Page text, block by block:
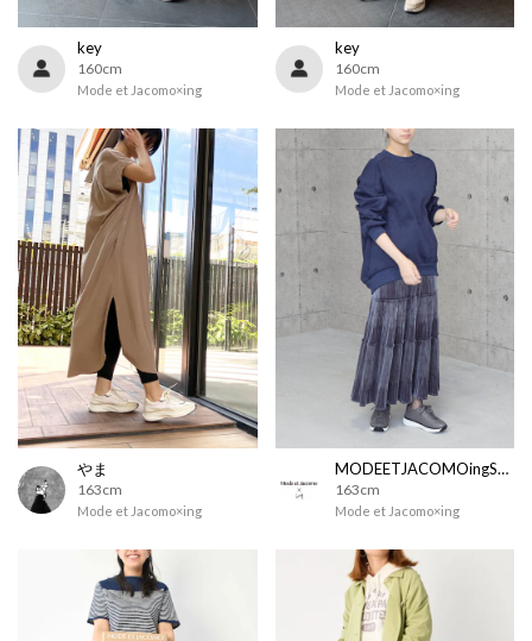
key
160cm
Mode et Jacomo×ing
key
160cm
Mode et Jacomo×ing
やま
163cm
Mode et Jacomo×ing
MODEETJACOMOingSTAFF
163cm
Mode et Jacomo×ing